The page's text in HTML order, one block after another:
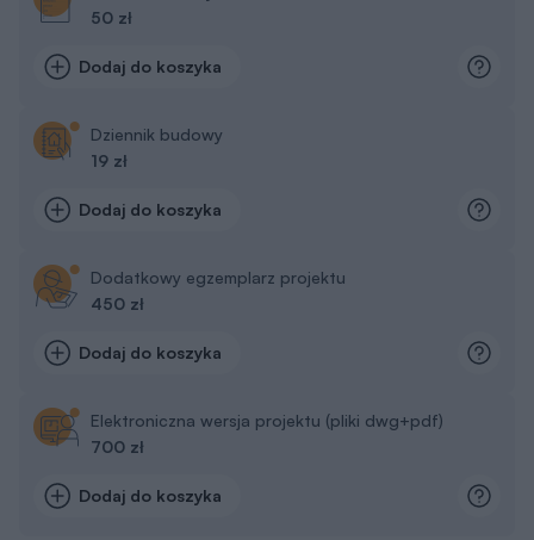
50 zł
Dodaj do koszyka
Dziennik budowy
19 zł
Dodaj do koszyka
Dodatkowy egzemplarz projektu
450 zł
Dodaj do koszyka
Elektroniczna wersja projektu (pliki dwg+pdf)
700 zł
Dodaj do koszyka